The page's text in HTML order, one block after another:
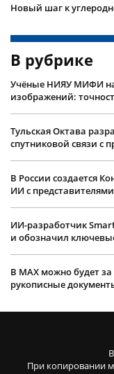
Новый шаг к
В рубрике
Учëные НИЯУ МИФИ
изображений:
Тульская Октава
спутниковой связи с
В России создается
ИИ с
ИИ-разработчик
и обозначил
В MAX можно будет
рукописные
При копировании